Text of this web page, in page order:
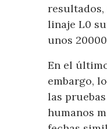
resultados,
linaje L0
unos
En el
embargo,
las
humanos